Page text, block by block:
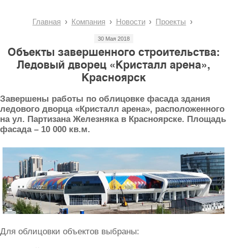
Главная Компания Новости Проекты
30 Мая 2018
Объекты завершенного строительства:
Ледовый дворец «Кристалл арена»,
Красноярск
Завершены работы по облицовке фасада здания
ледового дворца «Кристалл арена», расположенного
на ул. Партизана Железняка в Красноярске. Площадь
фасада – 10 000 кв.м.
Для облицовки объектов выбраны: